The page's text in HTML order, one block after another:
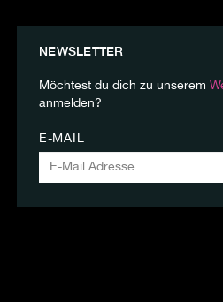
NEWSLETTER
Möchtest du dich zu unserem
anmelden?
E-MAIL